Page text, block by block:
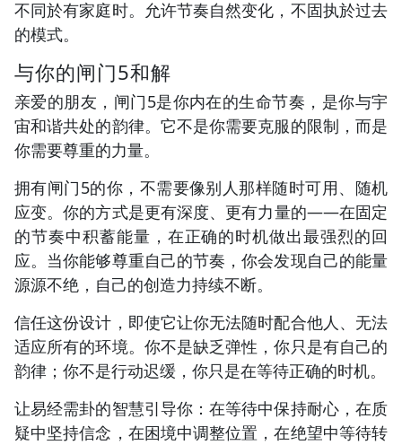
不同於有家庭时。允许节奏自然变化，不固执於过去
的模式。
与你的闸门5和解
亲爱的朋友，闸门5是你内在的生命节奏，是你与宇
宙和谐共处的韵律。它不是你需要克服的限制，而是
你需要尊重的力量。
拥有闸门5的你，不需要像别人那样随时可用、随机
应变。你的方式是更有深度、更有力量的——在固定
的节奏中积蓄能量，在正确的时机做出最强烈的回
应。当你能够尊重自己的节奏，你会发现自己的能量
源源不绝，自己的创造力持续不断。
信任这份设计，即使它让你无法随时配合他人、无法
适应所有的环境。你不是缺乏弹性，你只是有自己的
韵律；你不是行动迟缓，你只是在等待正确的时机。
让易经需卦的智慧引导你：在等待中保持耐心，在质
疑中坚持信念，在困境中调整位置，在绝望中等待转